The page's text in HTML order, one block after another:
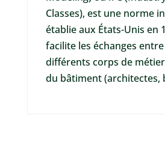
Classes), est une norme
établie aux États-Unis en
facilite les échanges entre
différents corps de
du bâtiment (architectes,